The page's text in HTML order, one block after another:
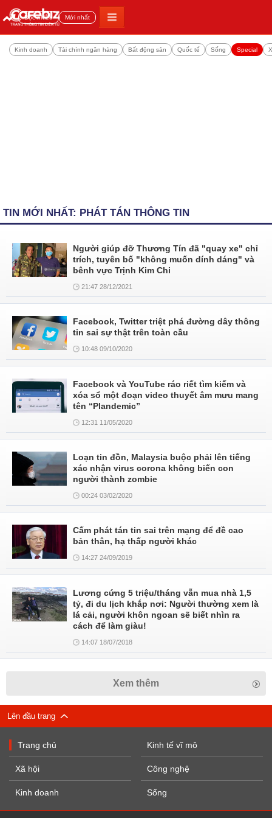
Đọc nhiều Mới nhất
Kinh doanh Tài chính ngân hàng Bất động sản Quốc tế Sống Special
TIN MỚI NHẤT: PHÁT TÁN THÔNG TIN
Người giúp đỡ Thương Tín đã "quay xe" chỉ
trích, tuyên bố "không muốn dính dáng" và
bênh vực Trịnh Kim Chi
21:47 28/12/2021
Facebook, Twitter triệt phá đường dây thông
tin sai sự thật trên toàn cầu
10:48 09/10/2020
Facebook và YouTube ráo riết tìm kiếm và
xóa sổ một đoạn video thuyết âm mưu mang
tên “Plandemic”
12:31 11/05/2020
Loạn tin đồn, Malaysia buộc phải lên tiếng
xác nhận virus corona không biến con
người thành zombie
00:24 03/02/2020
Cấm phát tán tin sai trên mạng để đề cao
bản thân, hạ thấp người khác
14:27 24/09/2019
Lương cứng 5 triệu/tháng vẫn mua nhà 1,5
tỷ, đi du lịch khắp nơi: Người thường xem là
lá cải, người khôn ngoan sẽ biết nhìn ra
cách để làm giàu!
14:07 18/07/2018
Xem thêm
Lên đầu trang
Trang chủ
Xã hội
Kinh doanh
Kinh tế vĩ mô
Công nghệ
Sống